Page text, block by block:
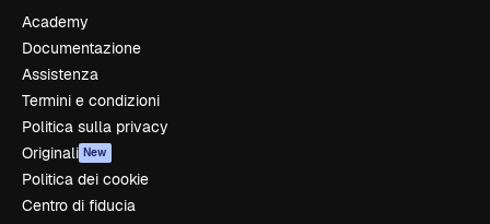
Academy
Documentazione
Assistenza
Termini e condizioni
Politica sulla privacy
Originali New
Politica dei cookie
Centro di fiducia